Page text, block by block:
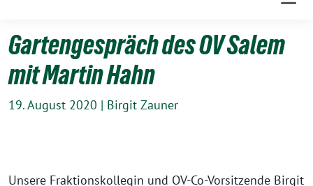
Gartengespräch des OV Salem
mit Martin Hahn
19. August 2020 | Birgit Zauner
Unsere Fraktionskollegin und OV-Co-Vorsitzende Birgit